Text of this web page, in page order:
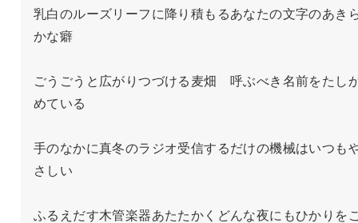
乳白のルーズリーフに降り積もるあなたの文字のあき
かな癖
ごうごうと広がりつづける麦畑　呼ぶべき名前をたし
めている
手のなかに真冬のラジオ受信するだけの機械はいつも
さしい
ふるえだす木管楽器あたたかくどんな夜にもひかりを